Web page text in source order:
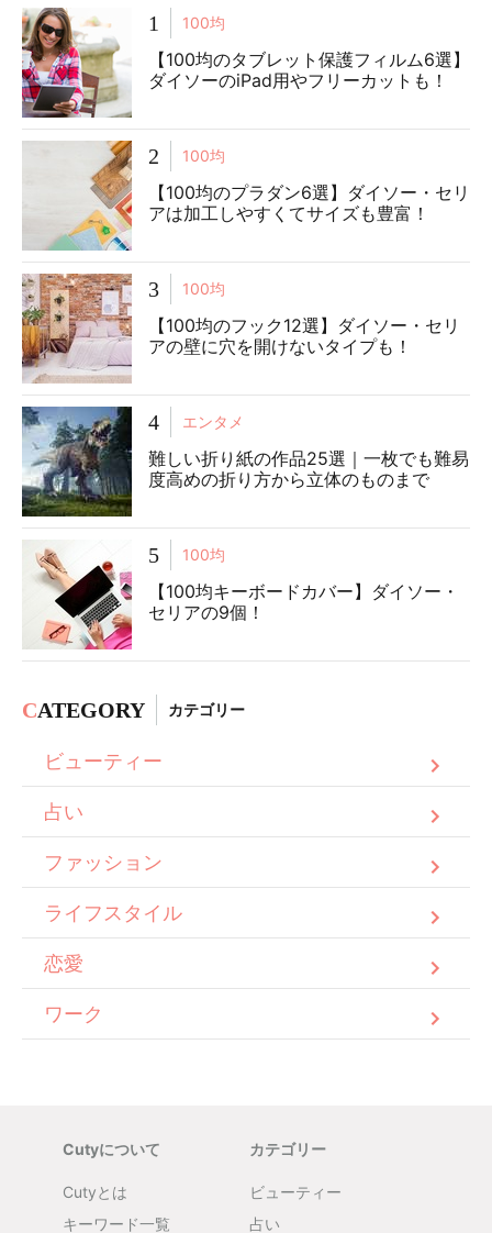
1 100均
【100均のタブレット保護フィルム6選】
ダイソーのiPad用やフリーカットも！
2 100均
【100均のプラダン6選】ダイソー・セリ
アは加工しやすくてサイズも豊富！
3 100均
【100均のフック12選】ダイソー・セリ
アの壁に穴を開けないタイプも！
4 エンタメ
難しい折り紙の作品25選｜一枚でも難易
度高めの折り方から立体のものまで
5 100均
【100均キーボードカバー】ダイソー・
セリアの9個！
CATEGORY カテゴリー
ビューティー
占い
ファッション
ライフスタイル
恋愛
ワーク
Cutyについて
Cutyとは
キーワード一覧
カテゴリー
ビューティー
占い